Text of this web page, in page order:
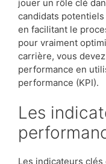
jouer un rôle clé
candidats
en facilitant le
pour vraiment
carrière, vous
performance en
performance (KPI).
Les indicateurs clés de
Les indicateurs